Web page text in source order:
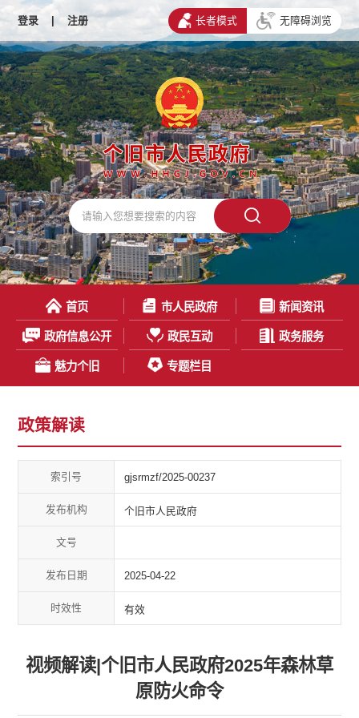
登录 | 注册 长者模式 无障碍浏览
首页 市人民政府 新闻资讯
政府信息公开 政民互动 政务服务
魅力个旧 专题栏目
政策解读
索引号 gjsrmzf/2025-00237
发布机构 个旧市人民政府
文号
发布日期 2025-04-22
时效性 有效
视频解读|个旧市人民政府2025年森林草
原防火命令